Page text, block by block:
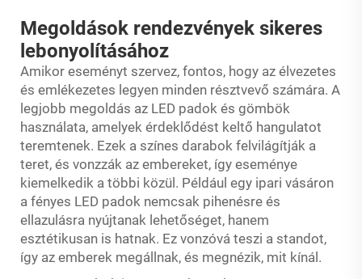
Megoldások rendezvények sikeres
lebonyolításához
Amikor eseményt szervez, fontos, hogy az élvezetes
és emlékezetes legyen minden résztvevő számára. A
legjobb megoldás az LED padok és gömbök
használata, amelyek érdeklődést keltő hangulatot
teremtenek. Ezek a színes darabok felvilágítják a
teret, és vonzzák az embereket, így eseménye
kiemelkedik a többi közül. Például egy ipari vásáron
a fényes LED padok nemcsak pihenésre és
ellazulásra nyújtanak lehetőséget, hanem
esztétikusan is hatnak. Ez vonzóvá teszi a standot,
így az emberek megállnak, és megnézik, mit kínál.